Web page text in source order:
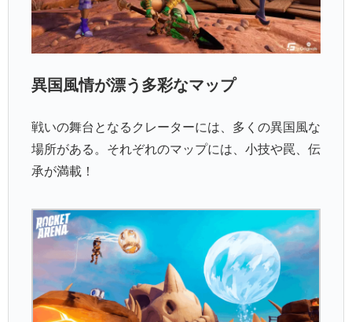
異国風情が漂う多彩なマップ
戦いの舞台となるクレーターには、多くの異国風な
場所がある。それぞれのマップには、小技や罠、伝
承が満載！